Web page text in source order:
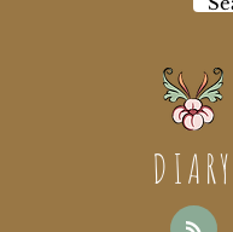
DIARY